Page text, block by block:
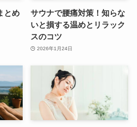
とめ
サウナで腰痛対策！知らな
いと損する温めとリラック
スのコツ
2026年1月24日